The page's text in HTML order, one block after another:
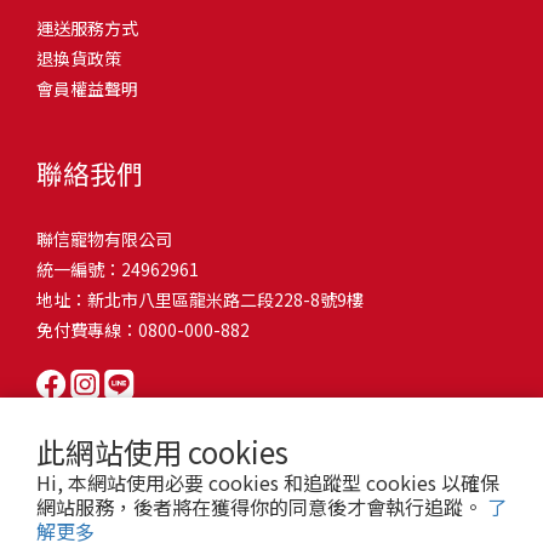
此網站使用 cookies
Hi, 本網站使用必要 cookies 和追蹤型 cookies 以確保
網站服務，後者將在獲得你的同意後才會執行追蹤。 了
解更多
和獨立能力。 幼犬訓練常見問題Q1: 幾個月大的幼犬最適合開始訓
練？A: 訓練可從幼犬到家首日開始（約8-10週大）。3-16週是社會
化黃金期，每次訓練控制在5-10分鐘內。Q2: 幼犬如廁訓練需要多久
屬啃咬玩具作替代品，發現不當啃咬時堅定說「不」，並引導至適
尿尿？A: 建立固定如廁時間表，成功時立即獎勵。限制活動範圍並
密切監督。意外發生時不責罵，使用專用除臭劑徹底清理。Q5: 幼犬
一直吠叫怎麼辦？A: 找出原因（尋求注意力、警戒、焦慮）。訓練
「安靜」指令，停止吠叫時獎勵。避免對吠叫作出反應，確保充分
向獎勵比懲罰更有效且健康。懲罰可能導致恐懼或攻擊行為，破壞
狗狗怎麼辦？A: 循序漸進社交化，從友善成犬開始。不強迫互動，
正面經驗後給予獎勵。考慮參加專業幼犬社交課程。Q8: 幼犬分離焦
慮要如何處理？A: 練習短暫分離，逐漸延長。離開和返家時保持低
調。提供能分散注意力的玩具，建立可預測的離家儀式。每隻幼犬
熱，水分流失快，腸道可能變得敏感，導致糞便變軟或拉稀。如果
換季時沒有適當調整環境，貓咪的腸胃就可能跟著「鬧脾氣」。冬
天注意保暖，提供暖墊、厚毯，避免冷風直吹。夏天補充水分，可
像是開冷氣又突然關掉，容易讓貓咪腸胃受影響。重點提醒：換季
時，記得關心貓咪的腸胃狀況，適當調整環境，幫助毛孩適應！ 貓
有血絲、異味特別重，那就要小心可能是 寄生蟲感染（如蛔蟲、鈎
蟲、球蟲）或腸胃炎、腸道疾病。這類情況會影響營養吸收，長期
下來甚至可能造成貓咪消瘦、免疫力下降。定期驅蟲（幼貓建議每
月一次，成貓每 3~6 個月一次）。觀察貓咪精神狀態，如果還伴隨
嘔吐、食慾下降，務必儘早就醫。重點提醒：如果貓咪拉肚子超過 2
天，或糞便異常，應立即帶去獸醫院檢查！ 貓咪拉肚子原因5. 情緒
壓力影響腸胃壓力不只影響人類，也會影響貓咪的腸胃！過度緊
張、焦慮、驚嚇（如煙火聲、大聲喧嘩），都可能讓貓咪拉肚子。
尤其是個性敏感的貓咪，對變化的適應力比較低，壓力一大，腸胃
就先「罷工」。減少壓力來源，盡量讓貓咪的作息固定。給貓咪陪
活中輕鬆改善看到滿屋子的貓毛是不是很抓狂？別擔心！其實只要
透過一些簡單的日常照護方式，就能有效減少貓咪掉毛情況。從梳
毛、洗澡到增加互動和營養調整，這些小撇步不僅能幫助貓咪維持
行動吧！ 預防貓掉毛方法1：勤勞梳毛養貓必備神器就是各種梳子
啦！勤勞梳毛是最直接有效的掉毛控制方法。定期梳理可以幫貓咪
髮打結和皮膚問題。建議週期：短毛貓每週梳1-2次，長毛貓則建議
2-3天梳一次。挑選合適的梳具也很重要，可以準備橡膠刷、鬃毛刷
或專用脫毛梳，依照毛質選擇。記得將梳毛變成愉快的日常儀式，
不僅能增加你們的互動時間，也讓貓咪享受被梳理的舒適感！預防
貓掉毛方法2：定期洗澡「貓咪會自己清潔，不需要洗澡」這個想法
其實不完全正確哦！適當的洗澡能幫助貓咪清除死毛和皮屑，減少
澡頻率不宜過高，一般室內貓咪1-3個月洗一次就足夠，過度洗澡反
而會造成皮膚乾燥。選擇專為貓咪設計的溫和洗毛精，洗後一定要
完全吹乾，避免濕毛造成皮膚問題。如果貓咪特別害怕洗澡，可以
的紙箱。建議一開始可以購買單價較低的入門款，觀察一下貓咪的
使用狀況，再考慮購買「豪宅」！ 項目費用用品貓碗$300貓窩
$500貓跳台$1,500貓砂盆$500貓抓板$300外出籠$1,000一次性養貓
咪是非常需要安全感的動物，可以準備一個專屬他的「寶座」，當
花費3：貓跳台貓咪雖然不需要外出進行放電，但在家中還是需要擺
放高度適合的貓跳台提供貓咪玩耍，貓跳台與貓窩相同，能給予貓
咪對於環境的安全感。一次性養貓用品相關花費4：貓砂盆貓咪排泄
用品，可選擇合適貓咪體型大小，不宜過小。一次性養貓用品相關
想，需要準備一個能夠讓牠們放肆磨爪的貓抓板。一次性養貓用品
時，外出籠就非常重要，平常也可以適度讓貓咪適應外出籠，避免
緊急情況時，貓咪過度抗拒。總結來說貓咪在健康及用品的一次性
費用大約落在 $ 7900~ $ 11600不等。雖說金額看起來不少，但以上
運送服務方式
退換貨政策
會員權益聲明
聯絡我們
聯信寵物有限公司
統一編號：24962961
地址：新北市八里區龍米路二段228-8號9樓
免付費專線：0800-000-882